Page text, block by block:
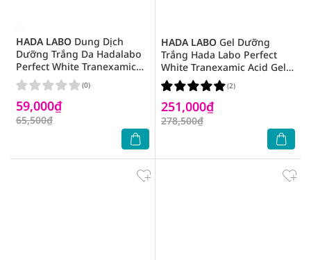
HADA LABO Dung Dịch
Dưỡng Trắng Da Hadalabo
Perfect White Tranexamic
Acid Lotion 40ml
59,000₫
65,500₫
(0)
HADA LABO Gel Dưỡng
Trắng Hada Labo Perfect
White Tranexamic Acid Gel
Cream 50g
251,000₫
278,500₫
(2)